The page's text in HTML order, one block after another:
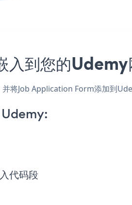
到您的Udemy
Job Application Form添加到
代码段